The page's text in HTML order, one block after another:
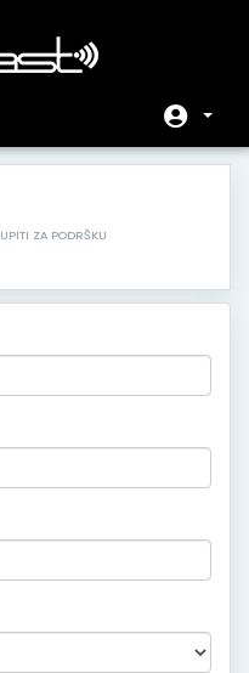
UPITI ZA PODRŠKU